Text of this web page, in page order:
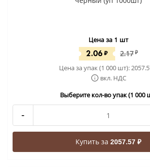
Цена за 1 шт
2.06₽ 2.17 ₽
Цена за упак (1 000 шт):
вкл. НДС
Выберите кол-во упак (1 000
-
Купить за 2057.57 ₽